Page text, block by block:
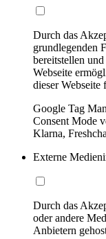
Durch das
grundlegenden
bereitstellen
Webseite
dieser Webseite
Google Tag
Consent Mode
Klarna,
Externe
Durch das
oder andere
Anbietern